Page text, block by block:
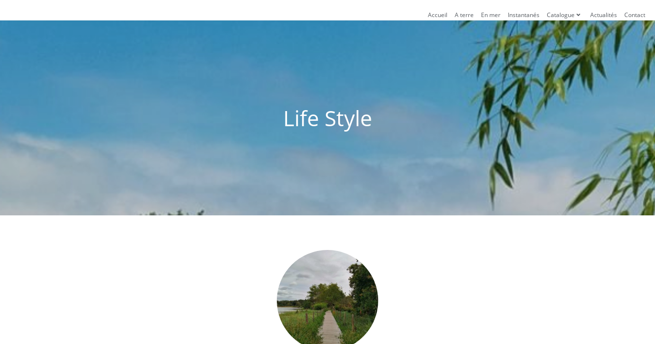
Accueil A terre En mer Instantanés Catalogue Actualités Contact
Life Style